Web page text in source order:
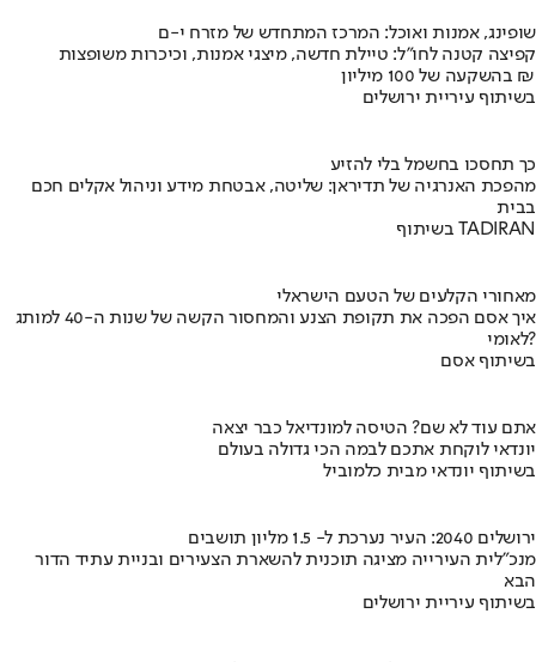
שופינג, אמנות ואוכל: המרכז המתחדש של מזרח י-ם
קפיצה קטנה לחו"ל: טיילת חדשה, מיצגי אמנות, וכיכרות משופצות
בהשקעה של 100 מיליון ₪
בשיתוף עיריית ירושלים
כך תחסכו בחשמל בלי להזיע
מהפכת האנרגיה של תדיראן: שליטה, אבטחת מידע וניהול אקלים חכם
בבית
בשיתוף TADIRAN
מאחורי הקלעים של הטעם הישראלי
איך אסם הפכה את תקופת הצנע והמחסור הקשה של שנות ה-40 למותג
לאומי?
בשיתוף אסם
אתם עוד לא שם? הטיסה למונדיאל כבר יצאה
יונדאי לוקחת אתכם לבמה הכי גדולה בעולם
בשיתוף יונדאי מבית כלמוביל
ירושלים 2040: העיר נערכת ל- 1.5 מליון תושבים
מנכ"לית העירייה מציגה תוכנית להשארת הצעירים ובניית עתיד הדור
הבא
בשיתוף עיריית ירושלים